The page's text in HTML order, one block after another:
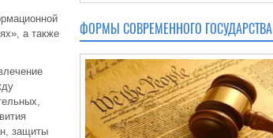
а также
защиты
ФОРМЫ СОВРЕМЕННОГО ГОСУДАРСТВА